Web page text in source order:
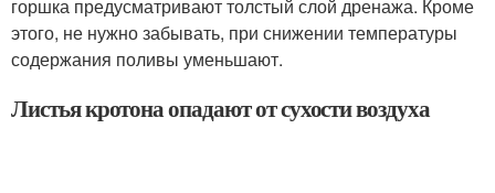
горшка предусматривают толстый слой дренажа. Кроме
этого, не нужно забывать, при снижении температуры
содержания поливы уменьшают.
Листья кротона опадают от сухости воздуха